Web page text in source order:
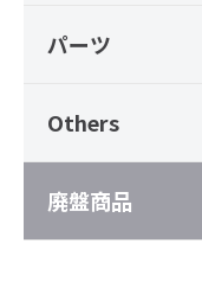
パーツ
Others
廃盤商品